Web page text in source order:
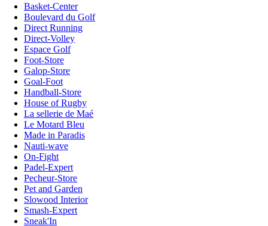
Basket-Center
Boulevard du Golf
Direct Running
Direct-Volley
Espace Golf
Foot-Store
Galop-Store
Goal-Foot
Handball-Store
House of Rugby
La sellerie de Maé
Le Motard Bleu
Made in Paradis
Nauti-wave
On-Fight
Padel-Expert
Pecheur-Store
Pet and Garden
Slowood Interior
Smash-Expert
Sneak'In